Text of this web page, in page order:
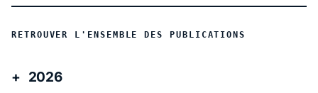
RETROUVER L'ENSEMBLE DES PUBLICATIONS
2026